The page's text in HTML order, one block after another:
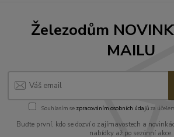
Železodům
MAILU
Souhlasím se zpracováním osobních údajůza
Buďte první, kdo se dozví o zajímavostech a
nabídky až po sezónní akce.